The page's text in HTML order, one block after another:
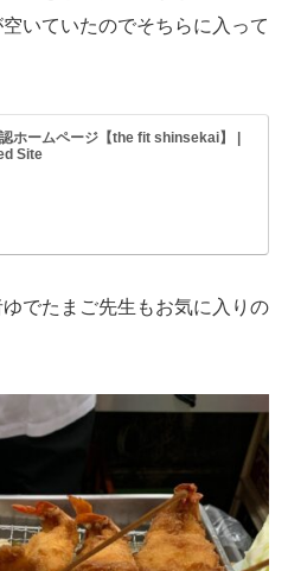
いていたのでそちらに入って
ホームページ【the fit shinsekai】 |
Site
でたまご先生もお気に入りの